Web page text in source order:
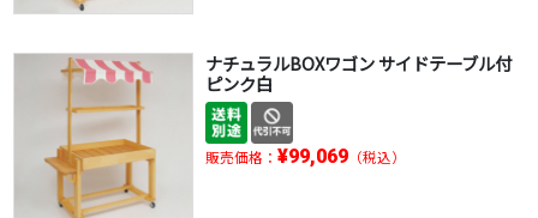
ナチュラルBOXワゴン サイドテーブル付
ピンク白
販売価格： ¥99,069（税込）